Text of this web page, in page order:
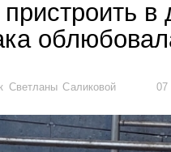
Светланы Саликовой 07